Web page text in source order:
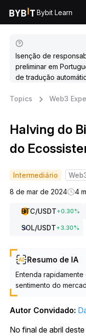
Bybit Learn
Isenção de
preliminar em
de tradução
Topics
Web3
Halving do
do
Intermediário
8 de mar de 2024
4
BTC/USDT+0.30%
SOL/USDT+3.30%
Resumo de IA
Entenda
sentimento do
Autor Convidado:
No final de abril